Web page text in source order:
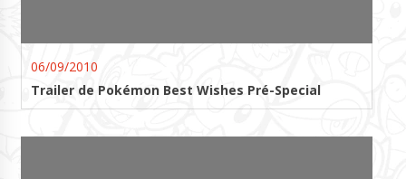
06/09/2010
Trailer de Pokémon Best Wishes Pré-Special